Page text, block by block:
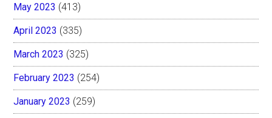
May 2023 (413)
April 2023 (335)
March 2023 (325)
February 2023 (254)
January 2023 (259)